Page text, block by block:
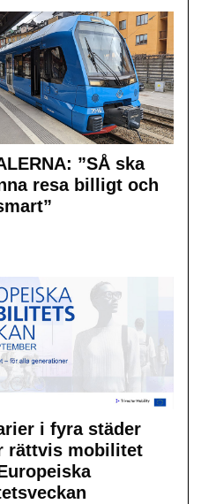
”SÅ ska
resa billigt och
i fyra städer
rättvis mobilitet